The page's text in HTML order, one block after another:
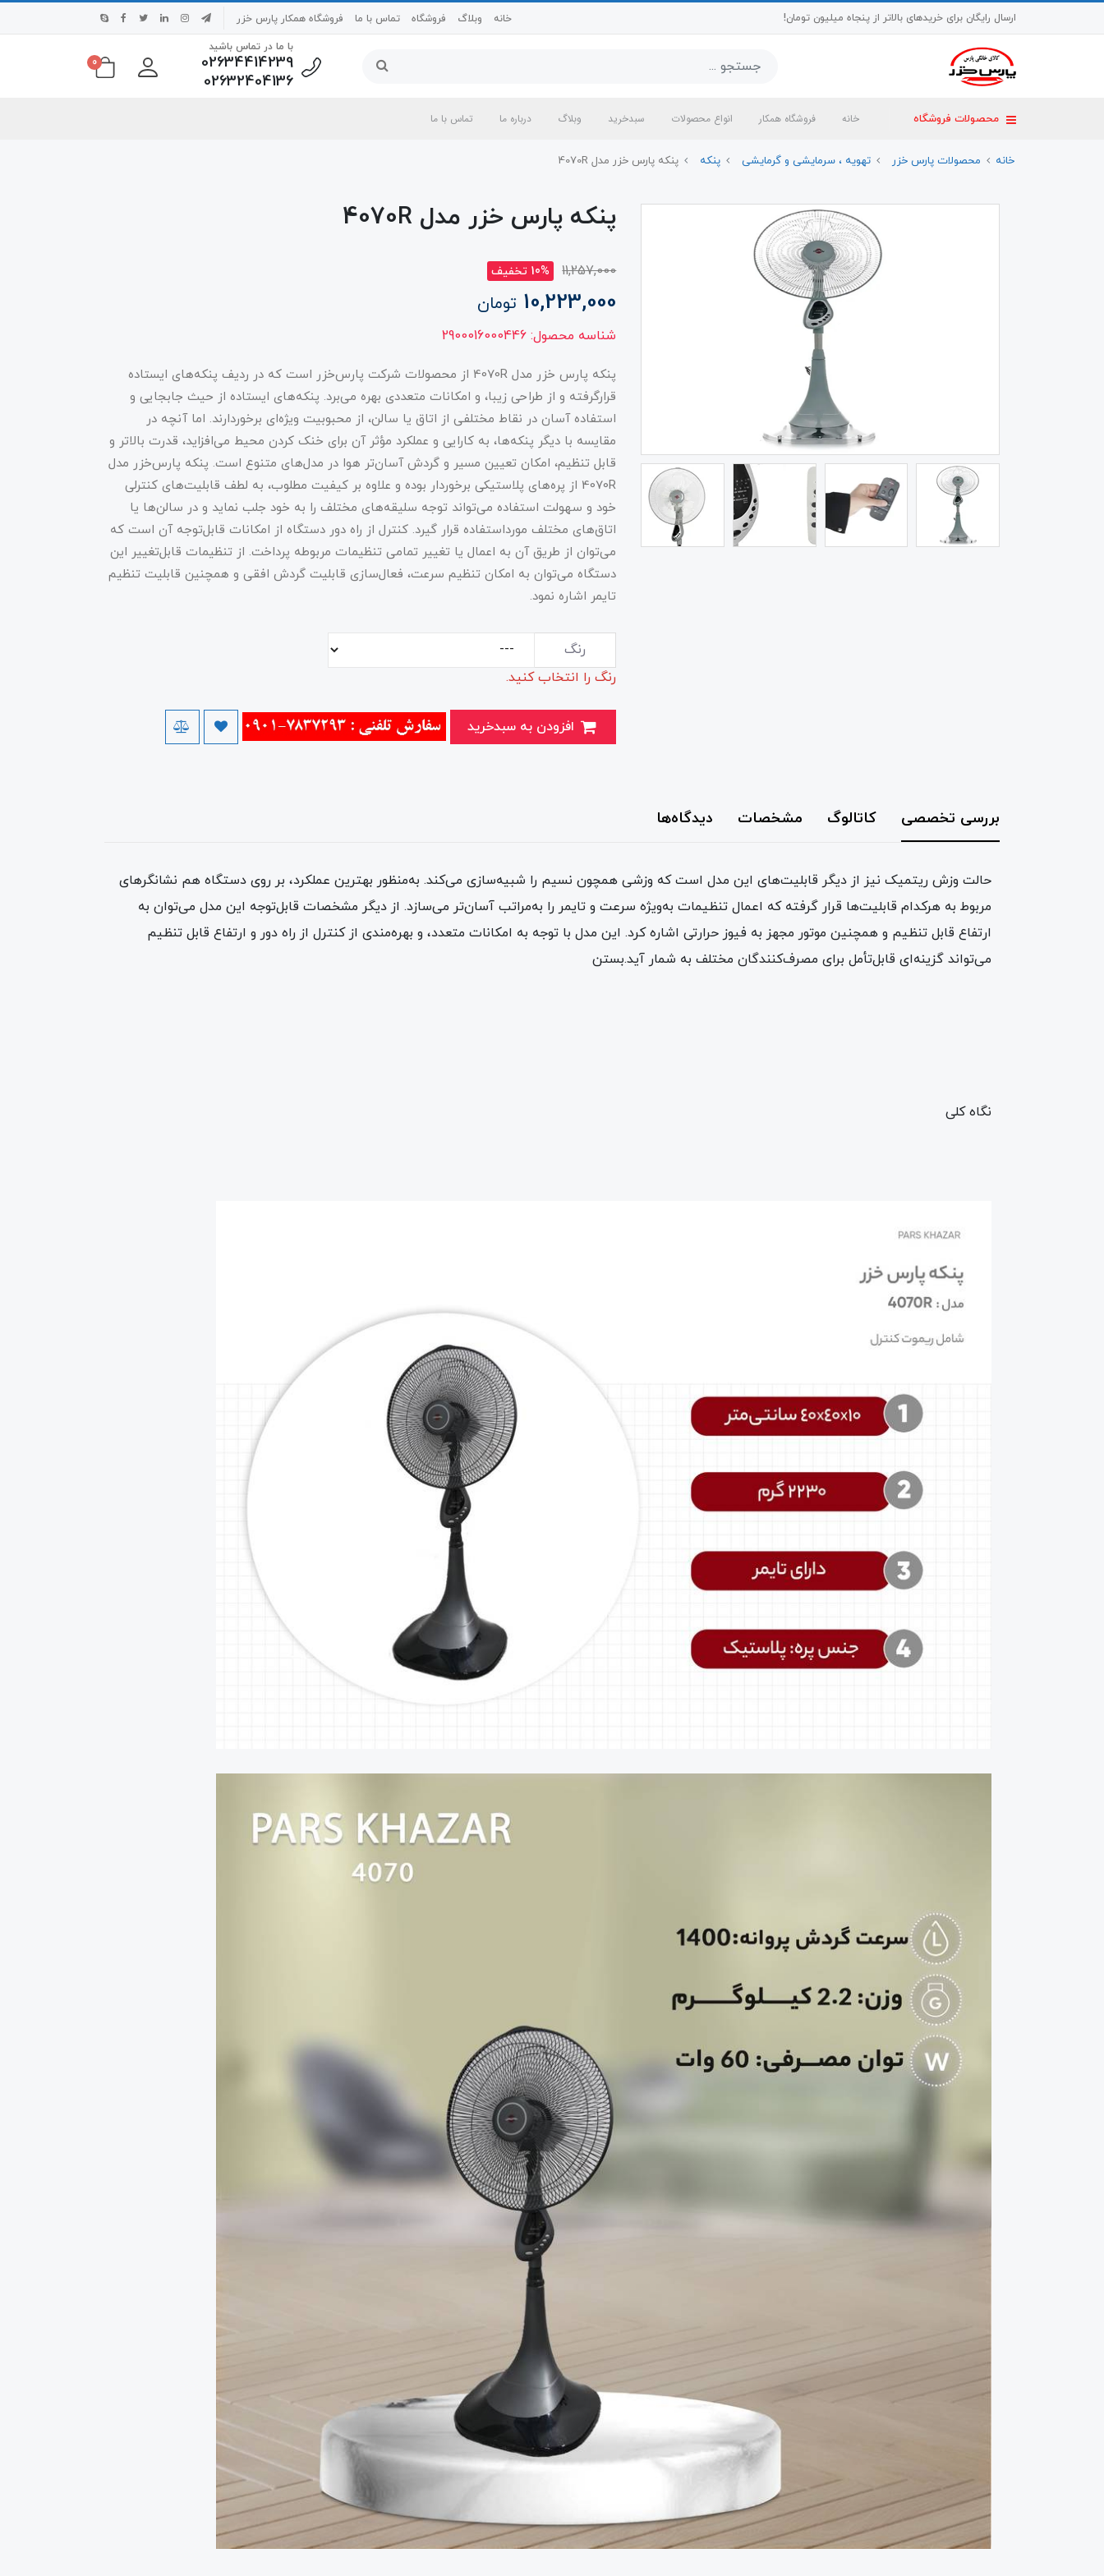
ارسال رایگان برای خریدهای بالاتر از پنجاه میلیون تومان! خانه وبلاگ فروشگاه تماس با ما فروشگاه همکار پارس خزر
با ما در تماس باشید
02634414239
02632404136
0
محصولات فروشگاه خانه فروشگاه همکار انواع محصولات سبدخرید وبلاگ درباره ما تماس با ما
خانه محصولات پارس خزر تهویه ، سرمایشی و گرمایشی پنکه پنکه پارس خزر مدل 4070R
پنکه پارس خزر مدل 4070R
11,257,000 10% تخفیف
10,223,000 تومان
شناسه محصول: 2900016000446
پنکه پارس خزر مدل 4070R از محصولات شرکت پارس‌خزر است که در ردیف پنکه‌های ایستاده
قرارگرفته و از طراحی زیبا، و امکانات متعددی بهره می‌برد. پنکه‌های ایستاده از حیث جابجایی و
استفاده آسان در نقاط مختلفی از اتاق یا سالن، از محبوبیت ویژه‌ای برخوردارند. اما آنچه در
مقایسه با دیگر پنکه‌ها، به کارایی و عملکرد مؤثر آن برای خنک کردن محیط می‌افزاید، قدرت بالاتر و
قابل تنظیم، امکان تعیین مسیر و گردش آسان‌تر هوا در مدل‌های متنوع است. پنکه پارس‌خزر مدل
4070R از پره‌های پلاستیکی برخوردار بوده و علاوه بر کیفیت مطلوب، به لطف قابلیت‌های کنترلی
خود و سهولت استفاده می‌تواند توجه سلیقه‌های مختلف را به خود جلب نماید و در سالن‌ها یا
اتاق‌های مختلف مورداستفاده قرار گیرد. کنترل از راه دور دستگاه از امکانات قابل‌توجه آن است که
می‌توان از طریق آن به اعمال یا تغییر تمامی تنظیمات مربوطه پرداخت. از تنظیمات قابل‌تغییر این
دستگاه می‌توان به امکان تنظیم سرعت، فعال‌سازی قابلیت گردش افقی و همچنین قابلیت تنظیم
تایمر اشاره نمود.
رنگ
رنگ را انتخاب کنید.
بررسی تخصصی کاتالوگ مشخصات دیدگاه‌ها
حالت وزش ریتمیک نیز از دیگر قابلیت‌های این مدل است که وزشی همچون نسیم را شبیه‌سازی می‌کند. به‌منظور بهترین عملکرد، بر روی دستگاه هم نشانگرهای
مربوط به هرکدام قابلیت‌ها قرار گرفته که اعمال تنظیمات به‌ویژه سرعت و تایمر را به‌مراتب آسان‌تر می‌سازد. از دیگر مشخصات قابل‌توجه این مدل می‌توان به
ارتفاع قابل تنظیم و همچنین موتور مجهز به فیوز حرارتی اشاره کرد. این مدل با توجه به امکانات متعدد، و بهره‌مندی از کنترل از راه دور و ارتفاع قابل تنظیم
می‌تواند گزینه‌ای قابل‌تأمل برای مصرف‌کنندگان مختلف به شمار آید.بستن
نگاه کلی